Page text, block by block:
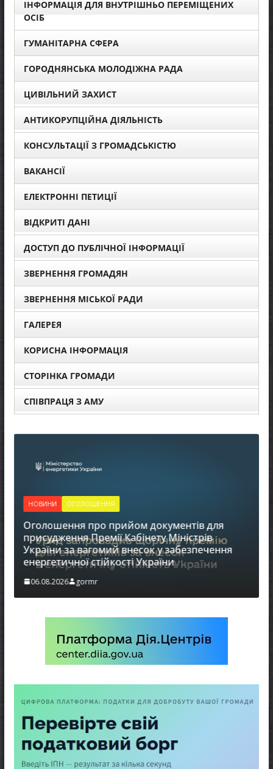
ІНФОРМАЦІЯ ДЛЯ ВНУТРІШНЬО ПЕРЕМІЩЕНИХ
ОСІБ
ГУМАНІТАРНА СФЕРА
ГОРОДНЯНСЬКА МОЛОДІЖНА РАДА
ЦИВІЛЬНИЙ ЗАХИСТ
АНТИКОРУПЦІЙНА ДІЯЛЬНІСТЬ
КОНСУЛЬТАЦІЇ З ГРОМАДСЬКІСТЮ
ВАКАНСІЇ
ЕЛЕКТРОННІ ПЕТИЦІЇ
ВІДКРИТІ ДАНІ
ДОСТУП ДО ПУБЛІЧНОЇ ІНФОРМАЦІЇ
ЗВЕРНЕННЯ ГРОМАДЯН
ЗВЕРНЕННЯ МІСЬКОЇ РАДИ
ГАЛЕРЕЯ
КОРИСНА ІНФОРМАЦІЯ
СТОРІНКА ГРОМАДИ
СПІВПРАЦЯ З АМУ
НОВИНИ ОГОЛОШЕННЯ
Оголошення про прийом документів для
присудження Премії Кабінету Міністрів
України за вагомий внесок у забезпечення
енергетичної стійкості України
06.08.2026 gormr